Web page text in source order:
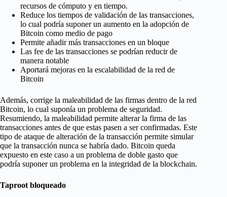
recursos de cómputo y en tiempo.
Reduce los tiempos de validación de las transacciones,
lo cual podría suponer un aumento en la adopción de
Bitcoin como medio de pago
Permite añadir más transacciones en un bloque
Las fee de las transacciones se podrían reducir de
manera notable
Aportará mejoras en la escalabilidad de la red de
Bitcoin
Además, corrige la maleabilidad de las firmas dentro de la red
Bitcoin, lo cual suponía un problema de seguridad.
Resumiendo, la maleabilidad permite alterar la firma de las
transacciones antes de que estas pasen a ser confirmadas. Este
tipo de ataque de alteración de la transacción permite simular
que la transacción nunca se habría dado. Bitcoin queda
expuesto en este caso a un problema de doble gasto que
podría suponer un problema en la integridad de la blockchain.
Taproot bloqueado